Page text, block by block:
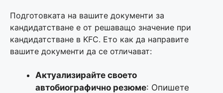
Подготовката на вашите документи за
кандидатстване е от решаващо значение при
кандидатстване в KFC. Ето как да направите
вашите документи да се отличават:
Актуализирайте своето
автобиографично резюме: Опишете